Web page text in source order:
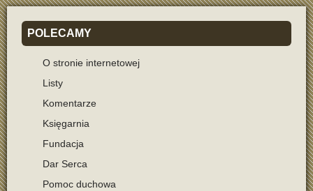
POLECAMY
O stronie internetowej
Listy
Komentarze
Księgarnia
Fundacja
Dar Serca
Pomoc duchowa